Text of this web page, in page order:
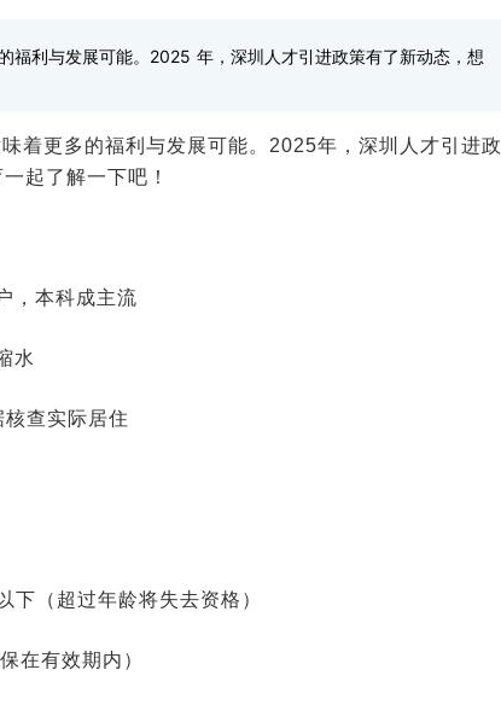
福利与发展可能。2025 年，深圳人才引进政策有了新动态，想
着更多的福利与发展可能。2025年，深圳人才引进政
起了解一下吧！
，本科成主流
水
查实际居住
（超过年龄将失去资格）
在有效期内）